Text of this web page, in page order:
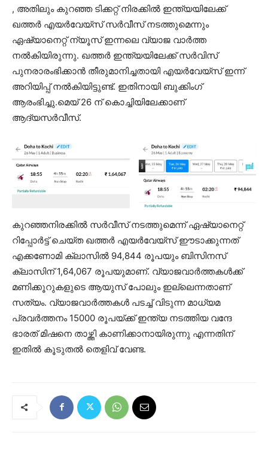
, അതിലും കുറഞ്ഞ ടിക്കറ്റ് നിരക്കിൽ ഇന്ത്യയിലേക്ക്
ഖത്തർ എയർവേയ്‌സ് സർവീസ് നടത്തുമെന്നും
ഏഷ്യാനെറ്റ് ന്യൂസ് ഇന്നലെ വ്യാജ വാർത്ത
നൽകിയിരുന്നു. ഖത്തർ ഇന്ത്യയിലേക്ക് സർവിസ്
പുനരാരംഭിക്കാൻ തീരുമാനിച്ചതായി എയർവേയ്‌സ് ഇന്ന്
അറിയിപ്പ് നൽകിയിട്ടുണ്ട്. ഇതിനായി ബുക്കിംഗ്
ആരംഭിച്ചു.മെയ് 26 ന് കൊച്ചിയിലേക്കാണ്
ആദ്യസർവീസ്.
കുറഞ്ഞനിരക്കിൽ സർവീസ് നടത്തുമെന്ന് ഏഷ്യാനെറ്റ്
റിപ്പോർട്ട് ചെയ്ത ഖത്തർ എയർവേയ്‌സ് ഈടാക്കുന്നത്
എക്കണോമി ക്ലാസിൽ 94,844 രൂപയും ബിസിനസ്
ക്ലാസിന് 1,64,067 രൂപയുമാണ്. വ്യാജവാർത്തകൾക്ക്
മണിക്കൂറുകളുടെ ആയുസ് പോലും ഇല്ലെന്നതാണ്
സത്യം. വ്യാജവാർത്തകൾ പടച്ച് വിടുന്ന മാധ്യമ
പ്രവർത്തനം 15000 രൂപയ്ക്ക് ഇന്ത്യ നടത്തിയ വന്ദേ
ഭാരത്‌ മിഷനെ താഴ്ത്തി കാണിക്കാനായിരുന്നു എന്നതിന്
ഇതിൽ കൂടുതൽ തെളിവ് വേണ്ട.